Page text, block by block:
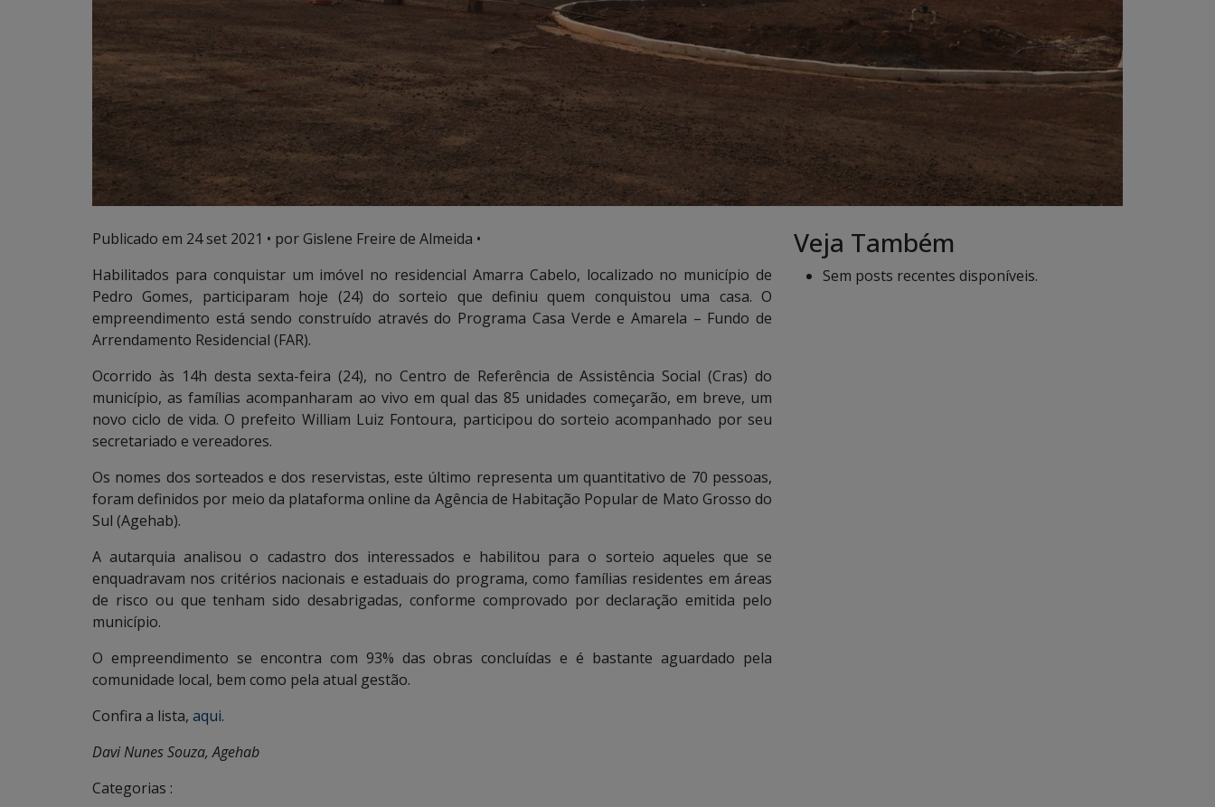
Publicado em 24 set 2021 • por Gislene Freire de Almeida •
Habilitados para conquistar um imóvel no residencial Amarra Cabelo, localizado no município de
Pedro Gomes, participaram hoje (24) do sorteio que definiu quem conquistou uma casa. O
empreendimento está sendo construído através do Programa Casa Verde e Amarela – Fundo de
Arrendamento Residencial (FAR).
Ocorrido às 14h desta sexta-feira (24), no Centro de Referência de Assistência Social (Cras) do
município, as famílias acompanharam ao vivo em qual das 85 unidades começarão, em breve, um
novo ciclo de vida. O prefeito William Luiz Fontoura, participou do sorteio acompanhado por seu
secretariado e vereadores.
Os nomes dos sorteados e dos reservistas, este último representa um quantitativo de 70 pessoas,
foram definidos por meio da plataforma online da Agência de Habitação Popular de Mato Grosso do
Sul (Agehab).
A autarquia analisou o cadastro dos interessados e habilitou para o sorteio aqueles que se
enquadravam nos critérios nacionais e estaduais do programa, como famílias residentes em áreas
de risco ou que tenham sido desabrigadas, conforme comprovado por declaração emitida pelo
município.
O empreendimento se encontra com 93% das obras concluídas e é bastante aguardado pela
comunidade local, bem como pela atual gestão.
Confira a lista, aqui.
Davi Nunes Souza, Agehab
Categorias :
Veja Também
Sem posts recentes disponíveis.